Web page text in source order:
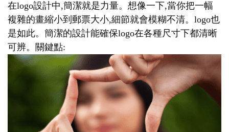
在logo設計中,簡潔就是力量。想像一下,當你把一幅
複雜的畫縮小到郵票大小,細節就會模糊不清。logo也
是如此。簡潔的設計能確保logo在各種尺寸下都清晰
可辨。關鍵點: